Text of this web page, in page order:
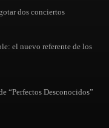
dos conciertos
el nuevo referente de los
“Perfectos Desconocidos”